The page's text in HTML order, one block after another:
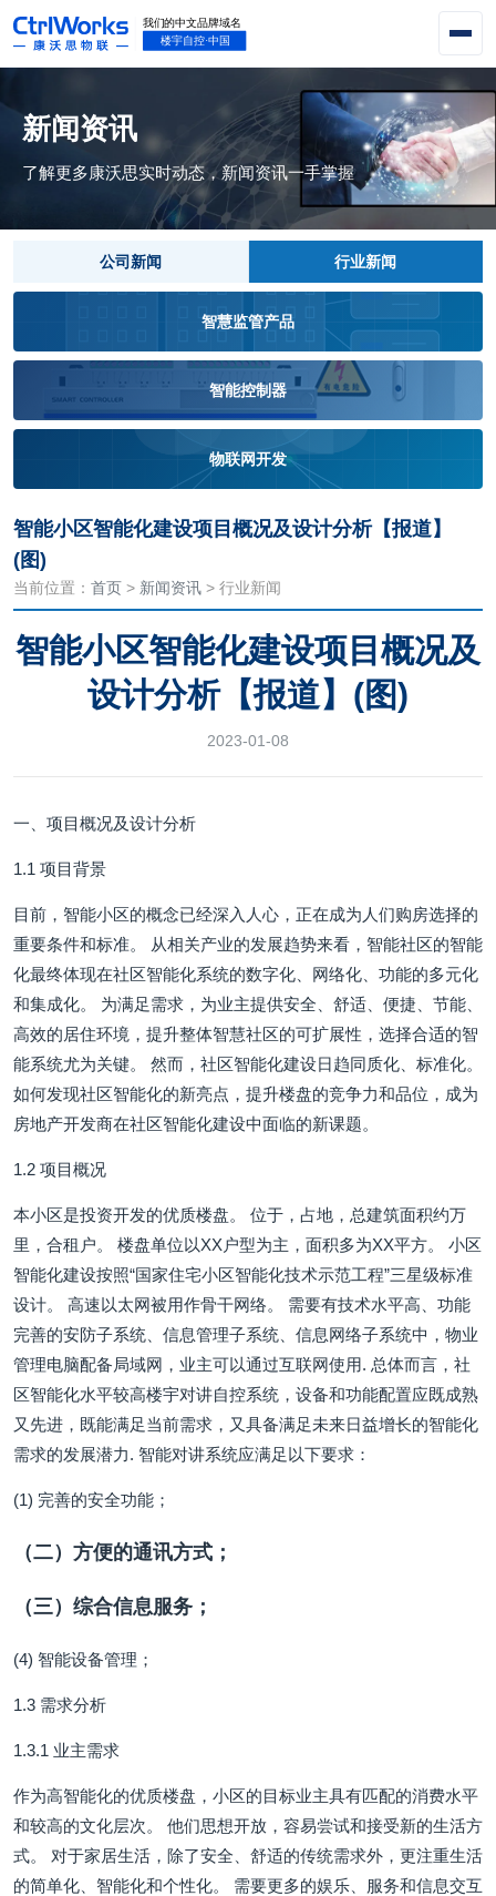
新闻资讯
了解更多康沃思实时动态，新闻资讯一手掌握
公司新闻 行业新闻
智慧监管产品
智能控制器
物联网开发
智能小区智能化建设项目概况及设计分析【报道】
(图)
当前位置： 首页 > 新闻资讯 > 行业新闻
智能小区智能化建设项目概况及
设计分析【报道】(图)
2023-01-08
一、项目概况及设计分析
1.1 项目背景
目前，智能小区的概念已经深入人心，正在成为人们购房选择的
重要条件和标准。 从相关产业的发展趋势来看，智能社区的智能
化最终体现在社区智能化系统的数字化、网络化、功能的多元化
和集成化。 为满足需求，为业主提供安全、舒适、便捷、节能、
高效的居住环境，提升整体智慧社区的可扩展性，选择合适的智
能系统尤为关键。 然而，社区智能化建设日趋同质化、标准化。
如何发现社区智能化的新亮点，提升楼盘的竞争力和品位，成为
房地产开发商在社区智能化建设中面临的新课题。
1.2 项目概况
本小区是投资开发的优质楼盘。 位于，占地，总建筑面积约万
里，合租户。 楼盘单位以XX户型为主，面积多为XX平方。 小区
智能化建设按照“国家住宅小区智能化技术示范工程”三星级标准
设计。 高速以太网被用作骨干网络。 需要有技术水平高、功能
完善的安防子系统、信息管理子系统、信息网络子系统中，物业
管理电脑配备局域网，业主可以通过互联网使用. 总体而言，社
区智能化水平较高楼宇对讲自控系统，设备和功能配置应既成熟
又先进，既能满足当前需求，又具备满足未来日益增长的智能化
需求的发展潜力. 智能对讲系统应满足以下要求：
(1) 完善的安全功能；
（二）方便的通讯方式；
（三）综合信息服务；
(4) 智能设备管理；
1.3 需求分析
1.3.1 业主需求
作为高智能化的优质楼盘，小区的目标业主具有匹配的消费水平
和较高的文化层次。 他们思想开放，容易尝试和接受新的生活方
式。 对于家居生活，除了安全、舒适的传统需求外，更注重生活
的简单化、智能化和个性化。 需要更多的娱乐、服务和信息交互